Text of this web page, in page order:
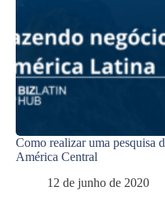
Como realizar uma pesquisa
América Central
12 de junho de 2020